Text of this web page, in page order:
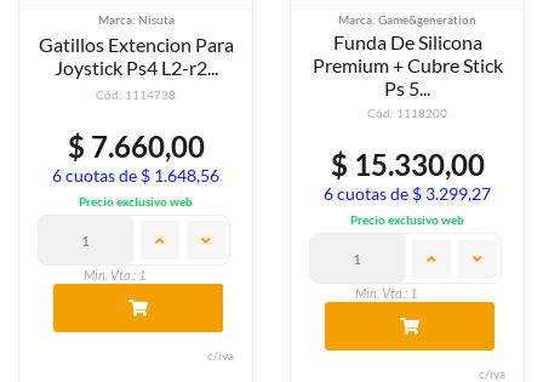
Marca: Nisuta
Gatillos Extencion Para
Joystick Ps4 L2-r2...
Cód: 1114738
$ 7.660,00
6 cuotas de $ 1.648,56
Precio exclusivo web
Min. Vta.: 1
c/iva
Marca: Game&generation
Funda De Silicona
Premium + Cubre Stick
Ps 5...
Cód: 1118200
$ 15.330,00
6 cuotas de $ 3.299,27
Precio exclusivo web
Min. Vta.: 1
c/iva